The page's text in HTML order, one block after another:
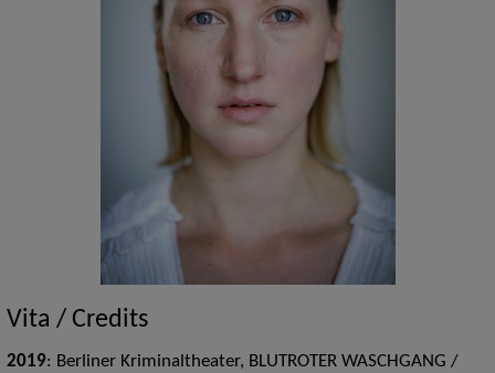
Vita / Credits
2019: Berliner Kriminaltheater, BLUTROTER WASCHGANG /